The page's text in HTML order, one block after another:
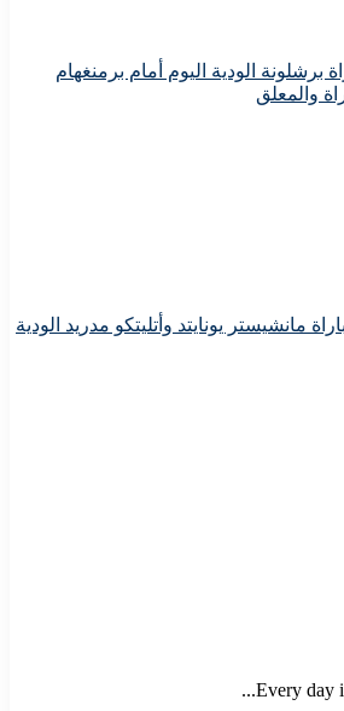
برشلونة الودية اليوم أمام برمنغهام
والمعلق
مانشيستر يونايتد وأتليتكو مدريد الودية
Every day